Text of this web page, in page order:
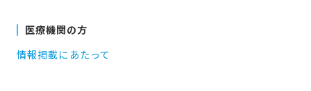
医療機関の方
情報掲載にあたって